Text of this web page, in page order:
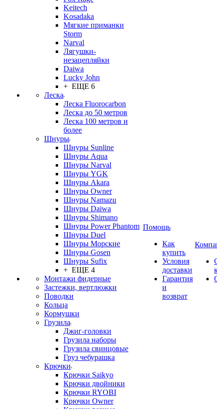
Keitech
Kosadaka
Мягкие приманки
Storm
Narval
Лягушки-
незацепляйки
Daiwa
Lucky John
+ ЕЩЕ 6
Леска
Леска Fluorocarbon
Леска до 50 метров
Леска 100 метров и
более
Шнуры
Шнуры Sunline
Шнуры Aqua
Шнуры Narval
Шнуры YGK
Шнуры Akara
Шнуры Owner
Шнуры Namazu
Шнуры Daiwa
Шнуры Shimano
Шнуры Power Phantom
Шнуры Duel
Шнуры Морские
Шнуры Gosen
Шнуры Sufix
+ ЕЩЕ 4
Монтажи фидерные
Застежки, вертлюжки
Поводки
Кольца
Кормушки
Грузила
Джиг-головки
Грузила наборы
Грузила свинцовые
Груз чебурашка
Крючки
Крючки Saikyo
Крючки двойники
Крючки RYOBI
Крючки Owner
Помощь
Как
купить
Условия
доставки
Гарантия
и
возврат